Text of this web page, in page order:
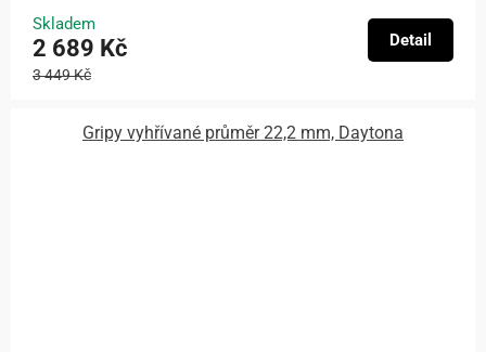
Skladem
2 689 Kč
3 449 Kč
Detail
Gripy vyhřívané průměr 22,2 mm, Daytona